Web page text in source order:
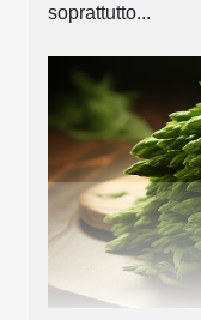
soprattutto...